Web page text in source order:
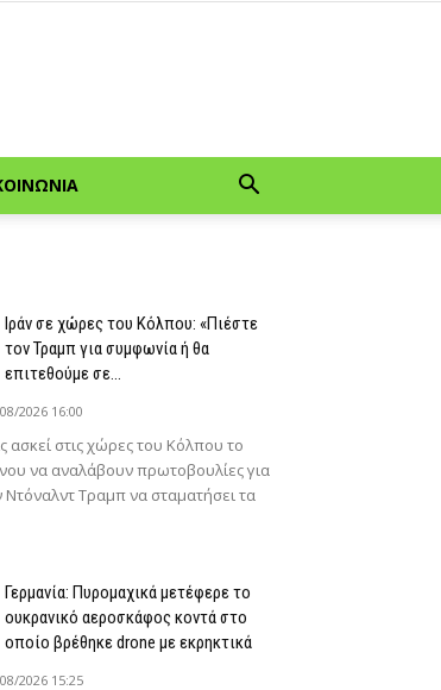
Ιράν σε χώρες του Κόλπου: «Πιέστε
τον Τραμπ για συμφωνία ή θα
επιτεθούμε σε...
2026 16:00
ασκεί στις χώρες του Κόλπου το
να αναλάβουν πρωτοβουλίες για
Ντόναλντ Τραμπ να σταματήσει τα
Γερμανία: Πυρομαχικά μετέφερε το
ουκρανικό αεροσκάφος κοντά στο
οποίο βρέθηκε drone με εκρηκτικά
2026 15:25